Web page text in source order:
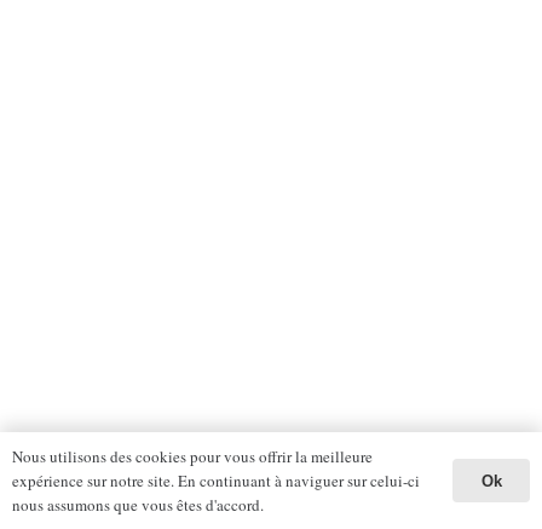
Nous utilisons des cookies pour vous offrir la meilleure
expérience sur notre site. En continuant à naviguer sur celui-ci
nous assumons que vous êtes d'accord.
Ok